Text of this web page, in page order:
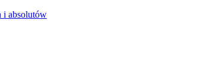
i absolutów